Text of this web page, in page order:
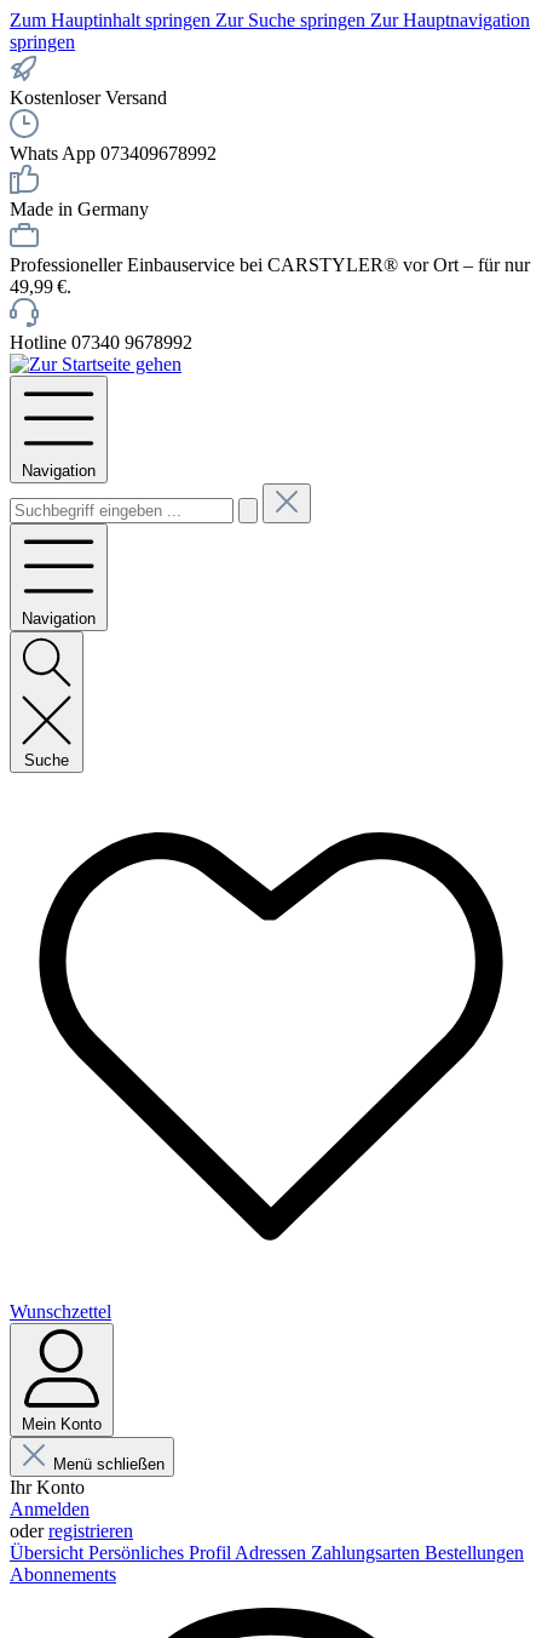
Zum Hauptinhalt springen Zur Suche springen Zur Hauptnavigation
springen
Kostenloser Versand
Whats App 073409678992
Made in Germany
Professioneller Einbauservice bei CARSTYLER® vor Ort – für nur
49,99 €.
Hotline 07340 9678992
Navigation
Navigation
Suche
Wunschzettel
Mein Konto
Menü schließen
Ihr Konto
Anmelden
oderregistrieren
Übersicht Persönliches Profil Adressen Zahlungsarten Bestellungen
Abonnements